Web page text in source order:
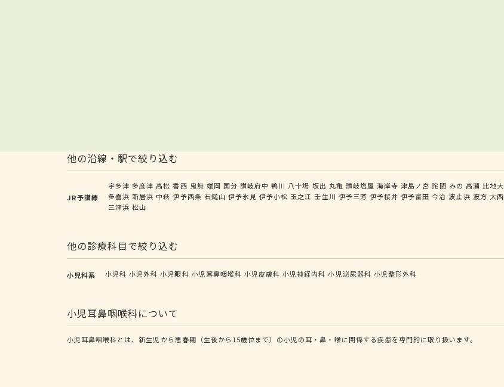
他の沿線・駅で絞り込む
JR予讃線
宇多津 多度津 高松 香西 鬼無 端岡 国分 讃岐府中 鴨川 八十場 坂出 丸亀 讃岐塩屋 海岸寺 津島ノ宮 詫間 みの 高瀬 比地大
多喜浜 新居浜 中萩 伊予西条 石鎚山 伊予氷見 伊予小松 玉之江 壬生川 伊予三芳 伊予桜井 伊予富田 今治 波止浜 波方 大西
三津浜 松山
他の診療科目で絞り込む
小児科系 小児科 小児外科 小児眼科 小児耳鼻咽喉科 小児皮膚科 小児神経内科 小児泌尿器科 小児整形外科
小児耳鼻咽喉科について
小児耳鼻咽喉科とは、新生児から思春期（生後から15歳位まで）の小児の耳・鼻・喉に関係する疾患を専門的に取り扱います。